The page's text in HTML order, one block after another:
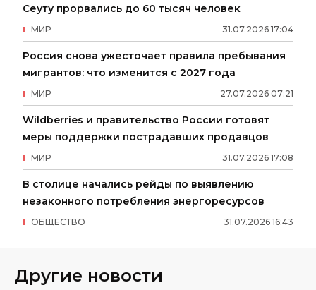
Сеуту прорвались до 60 тысяч человек
31.07.2026 17:04
МИР
Россия снова ужесточает правила пребывания
мигрантов: что изменится с 2027 года
27.07.2026 07:21
МИР
Wildberries и правительство России готовят
меры поддержки пострадавших продавцов
31.07.2026 17:08
МИР
В столице начались рейды по выявлению
незаконного потребления энергоресурсов
31.07.2026 16:43
ОБЩЕСТВО
Другие новости